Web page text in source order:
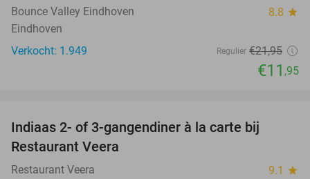
Bounce Valley Eindhoven 8.8 star
Eindhoven
Verkocht: 1.949
Regulier €21,95
€11 ,95
Indiaas 2- of 3-gangendiner à la carte bij
Restaurant Veera
Restaurant Veera 9.1 star